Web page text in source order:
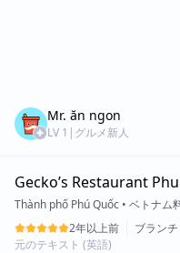
Mr. ăn ngon
LV 1 | グルメ新人
Gecko’s Restaurant
Thành phố Phú Quốc • ベトナム
2年以上前
ブランチ
元のテキスト (英語)